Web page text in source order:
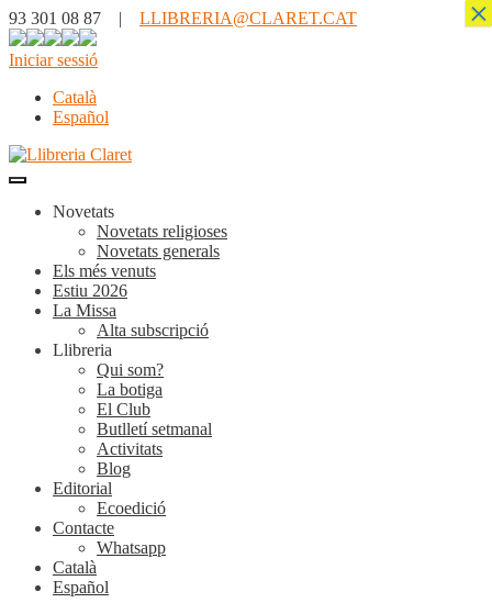
93 301 08 87 | LLIBRERIA@CLARET.CAT
Iniciar sessió
Català
Español
Novetats
Novetats religioses
Novetats generals
Els més venuts
Estiu 2026
La Missa
Alta subscripció
Llibreria
Qui som?
La botiga
El Club
Butlletí setmanal
Activitats
Blog
Editorial
Ecoedició
Contacte
Whatsapp
Català
Español
×